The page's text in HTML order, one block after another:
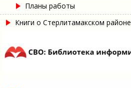
Планы работы
Книги о Стерлитамакском районе